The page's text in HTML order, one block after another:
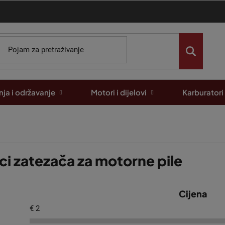
i održavanje Motori i dijelovi Karburatori
zatezača za motorne pile
Cijena
€ 2